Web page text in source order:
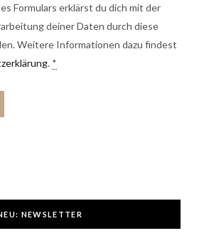
Formulars erklärst du dich mit der
deiner Daten durch diese
Weitere Informationen dazu findest
. *
NEWSLETTER